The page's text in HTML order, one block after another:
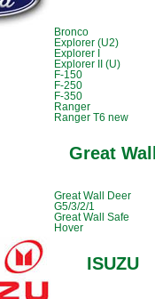
Bronco
Explorer (U2)
Explorer I
Explorer II (U)
F-150
F-250
F-350
Ranger
Ranger T6 new
Great
Great Wall Deer
G5/3/2/1
Great Wall Safe
Hover
ISUZU